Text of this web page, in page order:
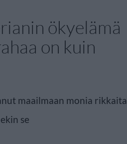
ökyelämä
on kuin
maailmaan monia rikkaita
se